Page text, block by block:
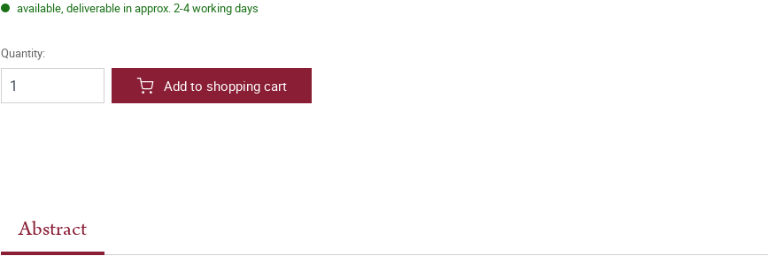
available, deliverable in approx. 2-4 working days
Quantity:
Add to shopping cart
Abstract